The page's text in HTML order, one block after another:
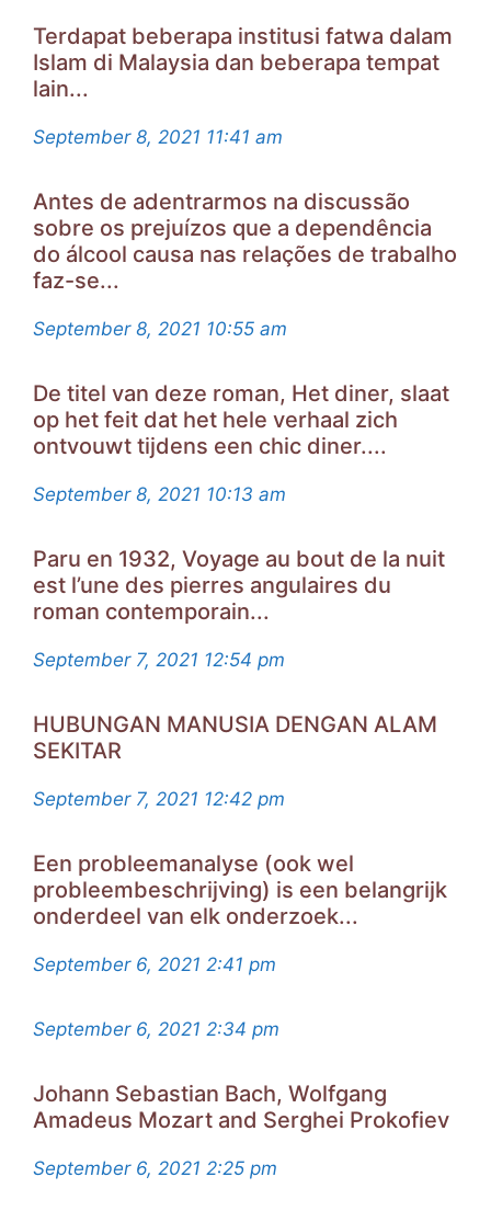
Terdapat beberapa institusi fatwa dalam
Islam di Malaysia dan beberapa tempat
lain...
September 8, 2021 11:41 am
Antes de adentrarmos na discussão
sobre os prejuízos que a dependência
do álcool causa nas relações de trabalho
faz-se...
September 8, 2021 10:55 am
De titel van deze roman, Het diner, slaat
op het feit dat het hele verhaal zich
ontvouwt tijdens een chic diner....
September 8, 2021 10:13 am
Paru en 1932, Voyage au bout de la nuit
est l’une des pierres angulaires du
roman contemporain...
September 7, 2021 12:54 pm
HUBUNGAN MANUSIA DENGAN ALAM
SEKITAR
September 7, 2021 12:42 pm
Een probleemanalyse (ook wel
probleembeschrijving) is een belangrijk
onderdeel van elk onderzoek...
September 6, 2021 2:41 pm
September 6, 2021 2:34 pm
Johann Sebastian Bach, Wolfgang
Amadeus Mozart and Serghei Prokofiev
September 6, 2021 2:25 pm